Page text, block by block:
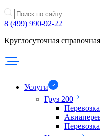
8 (499) 990-92-22
Круглосуточная справочная
Услуги
Груз 200